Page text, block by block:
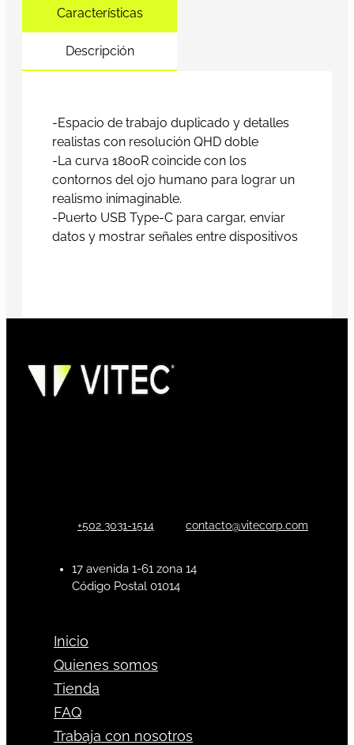
Características
Descripción
-Espacio de trabajo duplicado y detalles
realistas con resolución QHD doble
-La curva 1800R coincide con los
contornos del ojo humano para lograr un
realismo inimaginable.
-Puerto USB Type-C para cargar, enviar
datos y mostrar señales entre dispositivos
+502 3031-1514 contacto@vitecorp.com
17 avenida 1-61 zona 14
Código Postal 01014
Inicio
Quienes somos
Tienda
FAQ
Trabaja con nosotros